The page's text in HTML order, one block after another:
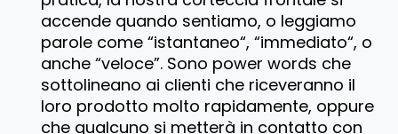
accende quando sentiamo, o leggiamo
parole come “istantaneo“, “immediato“, o
anche “veloce”. Sono power words che
sottolineano ai clienti che riceveranno il
loro prodotto molto rapidamente, oppure
che qualcuno si metterà in contatto con